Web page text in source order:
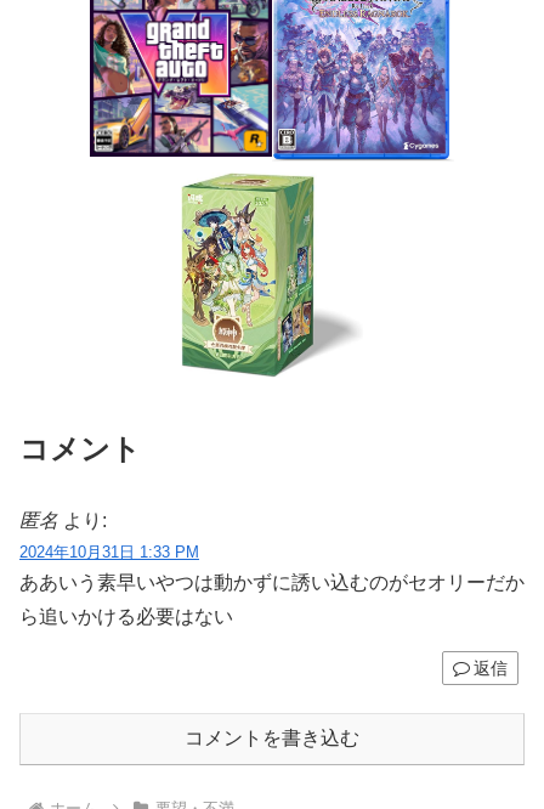
コメント
匿名 より:
2024年10月31日 1:33 PM
ああいう素早いやつは動かずに誘い込むのがセオリーだか
ら追いかける必要はない
返信
コメントを書き込む